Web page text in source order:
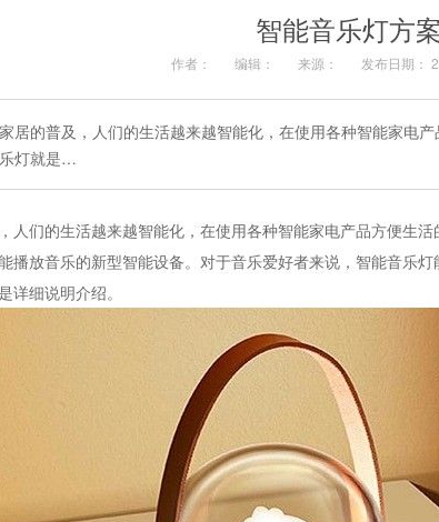
智能音乐灯方
作者： 编辑： 来源： 发布日期：
居的普及，人们的生活越来越智能化，在使用各种智能家电
灯就是…
们的生活越来越智能化，在使用各种智能家电产品方便生
播放音乐的新型智能设备。对于音乐爱好者来说，智能音乐
详细说明介绍。